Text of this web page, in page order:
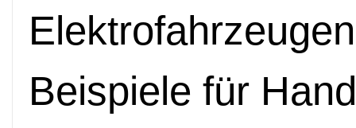
Beispiele für